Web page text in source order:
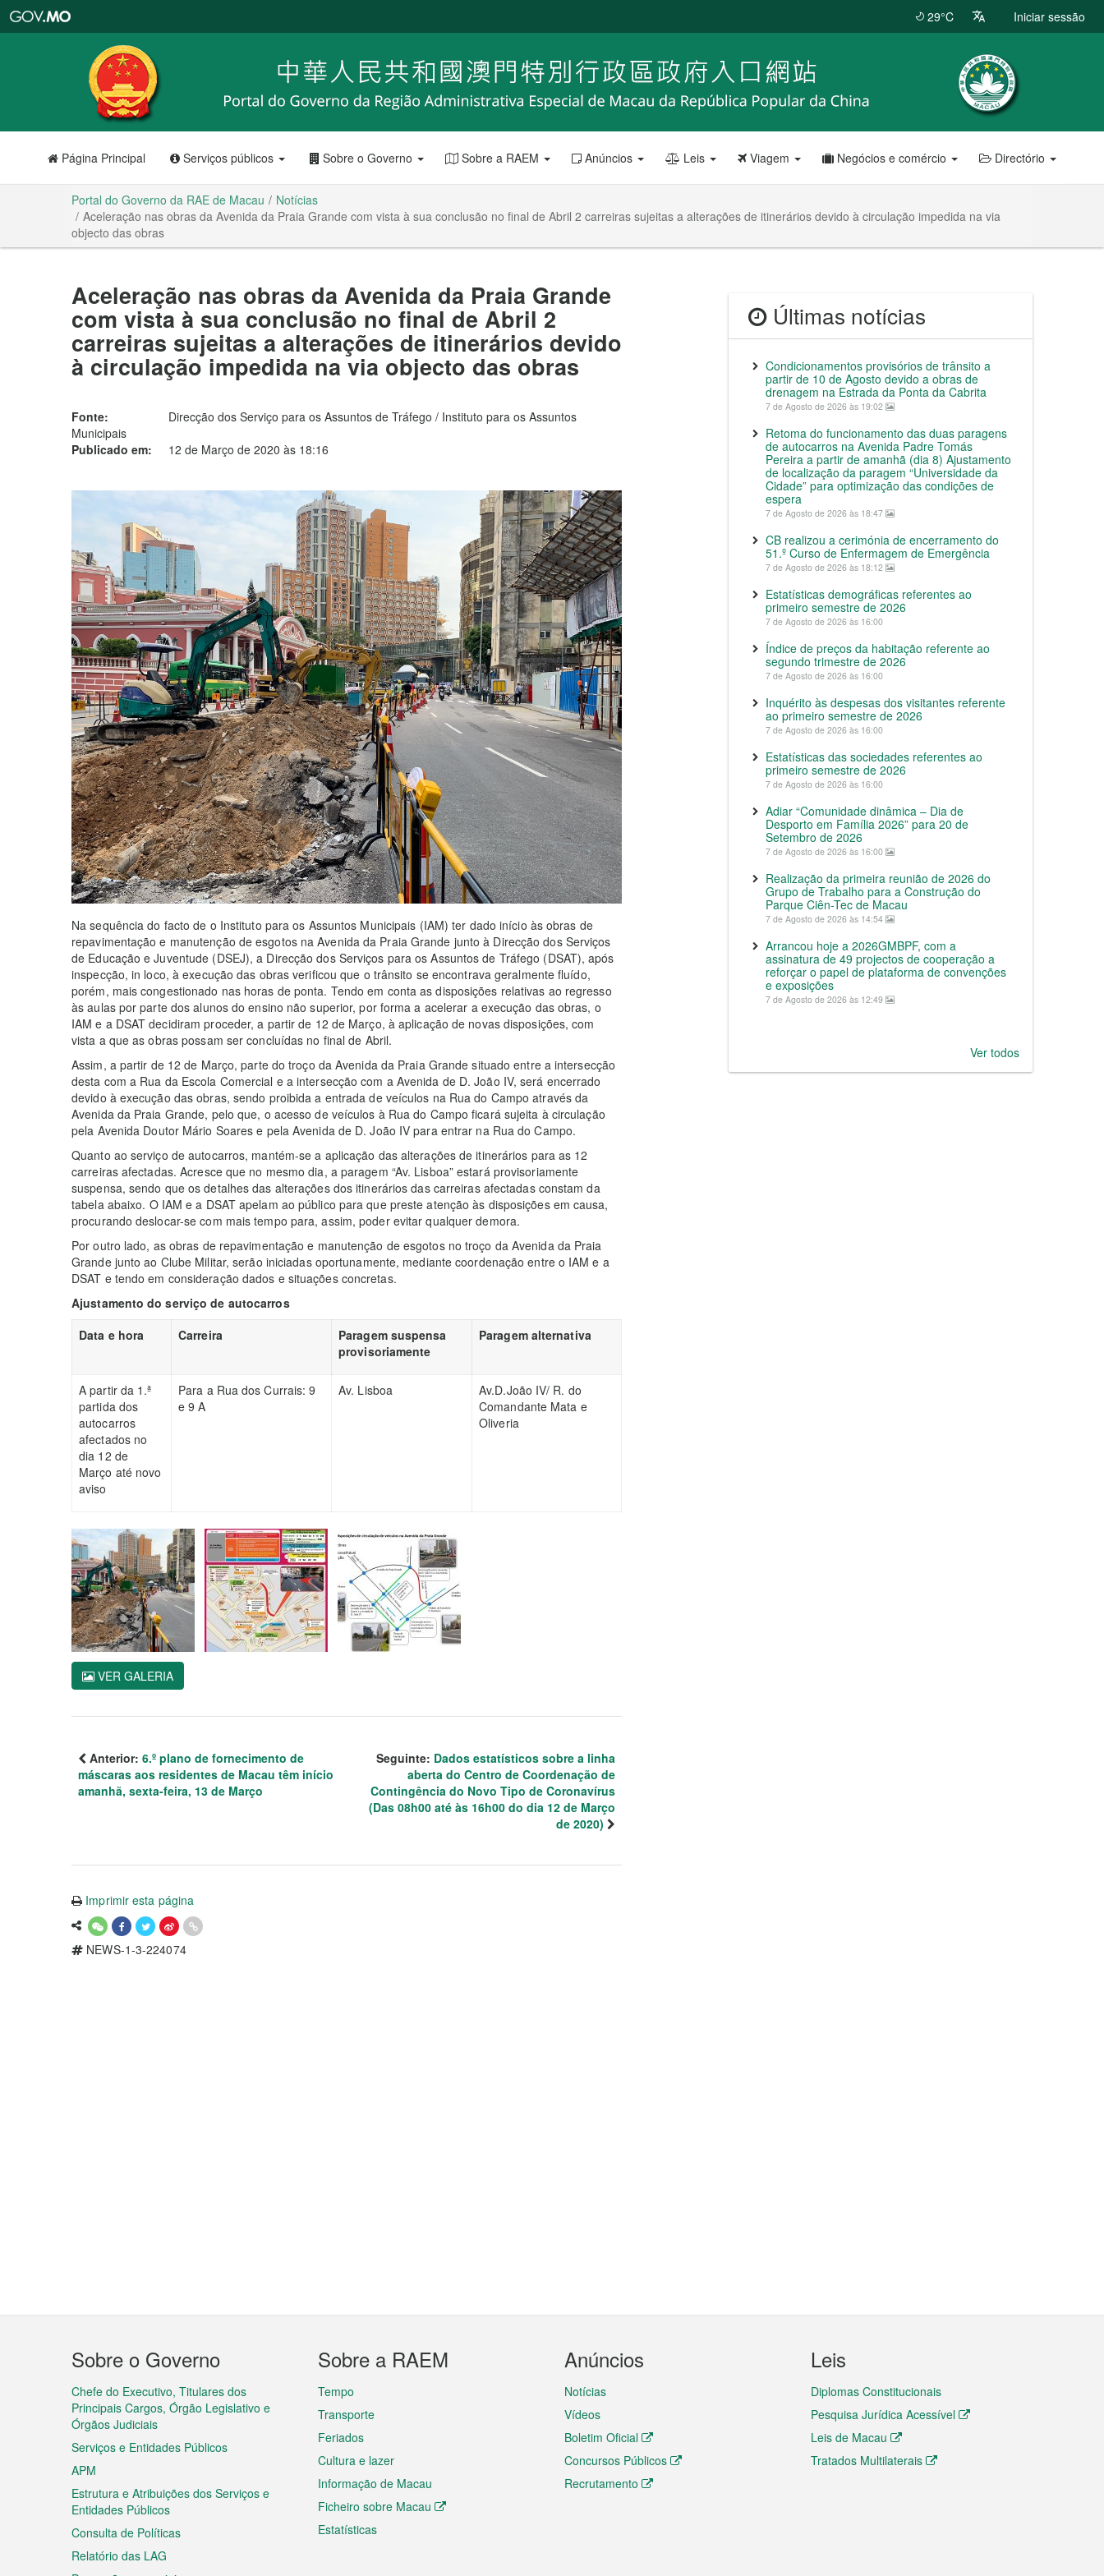
RAE
de
Macau
29°C Iniciar sessão
Página Principal Serviços públicos Sobre o Governo Sobre a RAEM Anúncios Leis Viagem Negócios e comércio Directório
Portal do Governo da RAE de Macau
Notícias
Aceleração nas obras da Avenida da Praia Grande com vista à sua conclusão no final de Abril 2 carreiras sujeitas a alterações de itinerários devido à circulação impedida na via
objecto das obras
Aceleração nas obras da Avenida da Praia Grande
com vista à sua conclusão no final de Abril 2
carreiras sujeitas a alterações de itinerários devido
à circulação impedida na via objecto das obras
Fonte:
Direcção dos Serviço para os Assuntos de Tráfego / Instituto para os Assuntos
Municipais
Publicado em:
12 de Março de 2020 às 18:16
Na sequência do facto de o Instituto para os Assuntos Municipais (IAM) ter dado início às obras de
repavimentação e manutenção de esgotos na Avenida da Praia Grande junto à Direcção dos Serviços
de Educação e Juventude (DSEJ), a Direcção dos Serviços para os Assuntos de Tráfego (DSAT), após
inspecção, in loco, à execução das obras verificou que o trânsito se encontrava geralmente fluído,
porém, mais congestionado nas horas de ponta. Tendo em conta as disposições relativas ao regresso
às aulas por parte dos alunos do ensino não superior, por forma a acelerar a execução das obras, o
IAM e a DSAT decidiram proceder, a partir de 12 de Março, à aplicação de novas disposições, com
vista a que as obras possam ser concluídas no final de Abril.
Assim, a partir de 12 de Março, parte do troço da Avenida da Praia Grande situado entre a intersecção
desta com a Rua da Escola Comercial e a intersecção com a Avenida de D. João IV, será encerrado
devido à execução das obras, sendo proibida a entrada de veículos na Rua do Campo através da
Avenida da Praia Grande, pelo que, o acesso de veículos à Rua do Campo ficará sujeita à circulação
pela Avenida Doutor Mário Soares e pela Avenida de D. João IV para entrar na Rua do Campo.
Quanto ao serviço de autocarros, mantém-se a aplicação das alterações de itinerários para as 12
carreiras afectadas. Acresce que no mesmo dia, a paragem “Av. Lisboa” estará provisoriamente
suspensa, sendo que os detalhes das alterações dos itinerários das carreiras afectadas constam da
tabela abaixo. O IAM e a DSAT apelam ao público para que preste atenção às disposições em causa,
procurando deslocar-se com mais tempo para, assim, poder evitar qualquer demora.
Por outro lado, as obras de repavimentação e manutenção de esgotos no troço da Avenida da Praia
Grande junto ao Clube Militar, serão iniciadas oportunamente, mediante coordenação entre o IAM e a
DSAT e tendo em consideração dados e situações concretas.
Ajustamento do serviço de autocarros
Data e hora
Carreira
Paragem suspensa
provisoriamente
Paragem alternativa
A partir da 1.ª
partida dos
autocarros
afectados no
dia 12 de
Março até novo
aviso
Para a Rua dos Currais: 9
e 9 A
Av. Lisboa
Av.D.João IV/ R. do
Comandante Mata e
Oliveria
VER GALERIA
Anterior: 6.º plano de fornecimento de
máscaras aos residentes de Macau têm início
amanhã, sexta-feira, 13 de Março
Seguinte: Dados estatísticos sobre a linha
aberta do Centro de Coordenação de
Contingência do Novo Tipo de Coronavírus
(Das 08h00 até às 16h00 do dia 12 de Março
de 2020)
Imprimir esta página
NEWS-1-3-224074
Últimas notícias
Condicionamentos provisórios de trânsito a
partir de 10 de Agosto devido a obras de
drenagem na Estrada da Ponta da Cabrita
7 de Agosto de 2026 às 19:02
Retoma do funcionamento das duas paragens
de autocarros na Avenida Padre Tomás
Pereira a partir de amanhã (dia 8) Ajustamento
de localização da paragem “Universidade da
Cidade” para optimização das condições de
espera
7 de Agosto de 2026 às 18:47
CB realizou a cerimónia de encerramento do
51.º Curso de Enfermagem de Emergência
7 de Agosto de 2026 às 18:12
Estatísticas demográficas referentes ao
primeiro semestre de 2026
7 de Agosto de 2026 às 16:00
Índice de preços da habitação referente ao
segundo trimestre de 2026
7 de Agosto de 2026 às 16:00
Inquérito às despesas dos visitantes referente
ao primeiro semestre de 2026
7 de Agosto de 2026 às 16:00
Estatísticas das sociedades referentes ao
primeiro semestre de 2026
7 de Agosto de 2026 às 16:00
Adiar “Comunidade dinâmica – Dia de
Desporto em Família 2026” para 20 de
Setembro de 2026
7 de Agosto de 2026 às 16:00
Realização da primeira reunião de 2026 do
Grupo de Trabalho para a Construção do
Parque Ciên-Tec de Macau
7 de Agosto de 2026 às 14:54
Arrancou hoje a 2026GMBPF, com a
assinatura de 49 projectos de cooperação a
reforçar o papel de plataforma de convenções
e exposições
7 de Agosto de 2026 às 12:49
Ver todos
Menu
do
rodapé
Sobre o Governo
Chefe do Executivo, Titulares dos
Principais Cargos, Órgão Legislativo e
Órgãos Judiciais
Serviços e Entidades Públicos
APM
Estrutura e Atribuições dos Serviços e
Entidades Públicos
Consulta de Políticas
Relatório das LAG
Sobre a RAEM
Tempo
Transporte
Feriados
Cultura e lazer
Informação de Macau
Ficheiro sobre Macau
Estatísticas
Anúncios
Notícias
Vídeos
Boletim Oficial
Concursos Públicos
Recrutamento
Leis
Diplomas Constitucionais
Pesquisa Jurídica Acessível
Leis de Macau
Tratados Multilaterais